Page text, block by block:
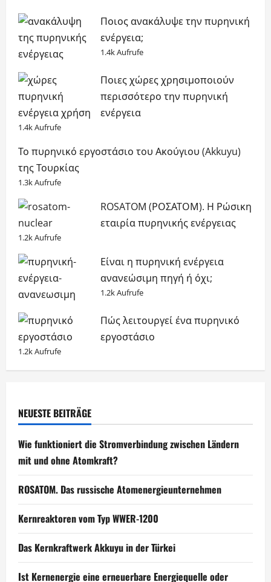
Ποιος ανακάλυψε την πυρηνική
ενέργεια;
1.4k Aufrufe
Ποιες χώρες χρησιμοποιούν
περισσότερο την πυρηνική
ενέργεια
1.4k Aufrufe
Το πυρηνικό εργοστάσιο του Ακούγιου (Akkuyu)
της Τουρκίας
1.3k Aufrufe
ROSATOM (ΡΟΣΑΤΟΜ). Η Ρώσικη
εταιρία πυρηνικής ενέργειας
1.2k Aufrufe
Είναι η πυρηνική ενέργεια
ανανεώσιμη πηγή ή όχι;
1.2k Aufrufe
Πώς λειτουργεί ένα πυρηνικό
εργοστάσιο
1.2k Aufrufe
NEUESTE BEITRÄGE
Wie funktioniert die Stromverbindung zwischen Ländern
mit und ohne Atomkraft?
ROSATOM. Das russische Atomenergieunternehmen
Kernreaktoren vom Typ WWER-1200
Das Kernkraftwerk Akkuyu in der Türkei
Ist Kernenergie eine erneuerbare Energiequelle oder